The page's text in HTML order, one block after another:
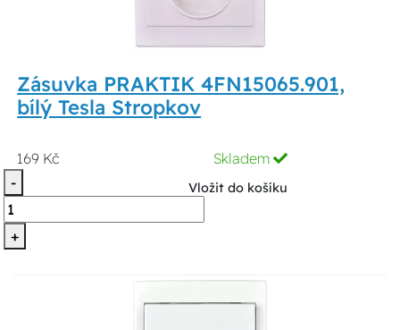
Zásuvka PRAKTIK 4FN15065.901,
bílý Tesla Stropkov
169 Kč
Skladem
-
+
Vložit do košíku